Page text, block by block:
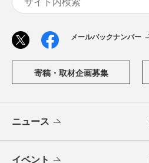
メールバックナンバー
寄稿・取材企画募集
ニュース
イベント